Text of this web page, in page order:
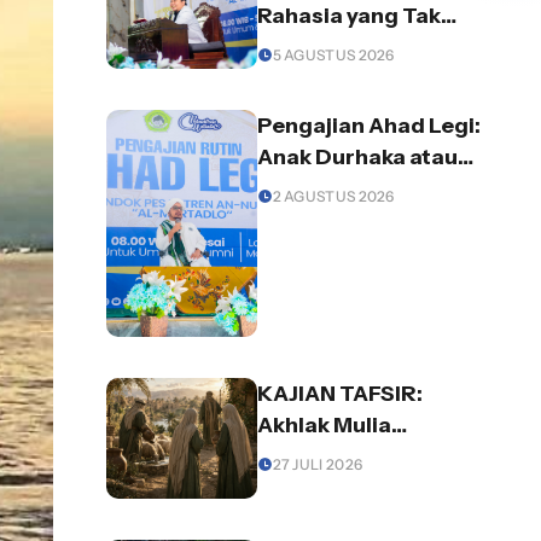
Rahasia yang Tak
Semua Orang Mampu
5 AGUSTUS 2026
Pengajian Ahad Legi:
Anak Durhaka atau
Orang Tua yang
Pentingnya Ilmu
Agama dalam
Keluarga
2 AGUSTUS 2026
KAJIAN TAFSIR:
Akhlak Mulia
Membuka Jalan
Kepercayaan dan
27 JULI 2026